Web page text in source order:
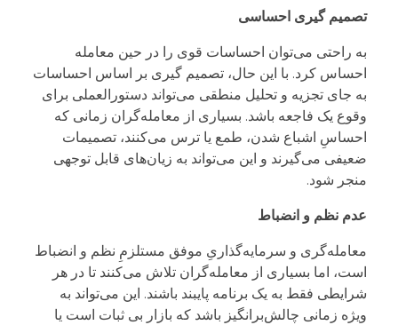
تصمیم گیری احساسی
به راحتی می‌توان احساسات قوی را در حین معامله
احساس کرد. با این حال، تصمیم گیری بر اساس احساسات
به جای تجزیه و تحلیل منطقی می‌تواند دستورالعملی برای
وقوع یک فاجعه باشد. بسیاری از معامله‌گران زمانی که
احساسِ اشباع شدن، طمع یا ترس می‌کنند، تصمیمات
ضعیفی می‌گیرند و این می‌تواند به زیان‌های قابل توجهی
منجر شود.
عدم نظم و انضباط
معامله‌گری و سرمایه‌گذاریِ موفق مستلزمِ نظم و انضباط
است، اما بسیاری از معامله‌گران تلاش می‌کنند تا در هر
شرایطی فقط به یک برنامه پایبند باشند. این می‌تواند به
ویژه زمانی چالش‌برانگیز باشد که بازار بی ثبات است یا